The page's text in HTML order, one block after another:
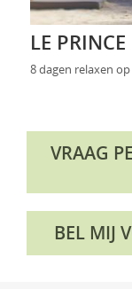
LE
8 dagen relaxen
VRAAG
BEL MIJ